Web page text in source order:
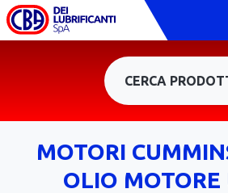
CERCA
MOTORI
OLIO MOTORE